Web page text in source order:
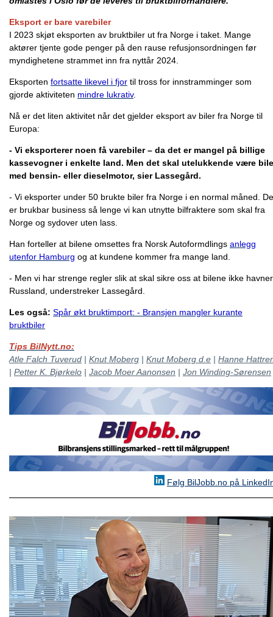
Eksport er bare varebiler
I 2023 skjøt eksporten av bruktbiler ut fra Norge i taket. Mange
aktører tjente gode penger på den rause refusjonsordningen før
myndighetene strammet inn fra nyttår 2024.
Eksporten fortsatte likevel i fjor til tross for innstramminger som
gjorde aktiviteten mindre lukrativ.
Nå er det liten aktivitet når det gjelder eksport av biler fra Norge til
Europa:
- Vi eksporterer noen få varebiler – da det er mangel på billige
kassevogner i enkelte land. Men det skal utelukkende være
med bensin- eller dieselmotor, sier Lassegård.
- Vi eksporter under 50 brukte biler fra Norge i en normal måned.
er brukbar business så lenge vi kan utnytte bilfraktere som skal fra
Norge og sydover uten lass.
Han forteller at bilene omsettes fra Norsk Autoformdlings anlegg
utenfor Hamburg og at kundene kommer fra mange land.
- Men vi har strenge regler slik at skal sikre oss at bilene ikke
Russland, understreker Lassegård.
Les også: Spår økt bruktimport: - Bransjen mangler kurante
bruktbiler
Tips BilNytt.no:
Atle Falch Tuverud | Knut Moberg | Knut Moberg d.e | Hanne
| Petter K. Bjørkelo | Jacob Moer Aanonsen | Jon Winding-Sørensen
Følg BilJobb.no på